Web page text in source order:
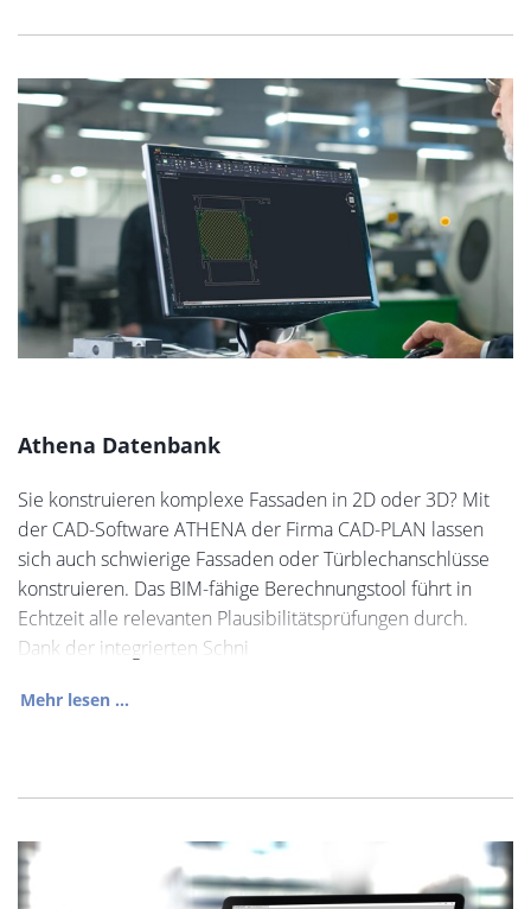
Athena Datenbank
Sie konstruieren komplexe Fassaden in 2D oder 3D? Mit
der CAD-Software ATHENA der Firma CAD-PLAN lassen
sich auch schwierige Fassaden oder Türblechanschlüsse
konstruieren. Das BIM-fähige Berechnungstool führt in
Echtzeit alle relevanten Plausibilitätsprüfungen durch.
Dank der integrierten Schni
Mehr lesen ...